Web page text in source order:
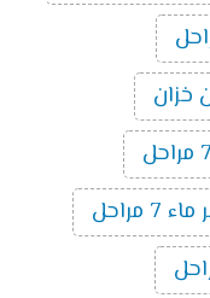
خزان
7 مراحل